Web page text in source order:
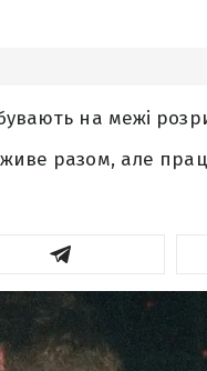
на межі
разом, але